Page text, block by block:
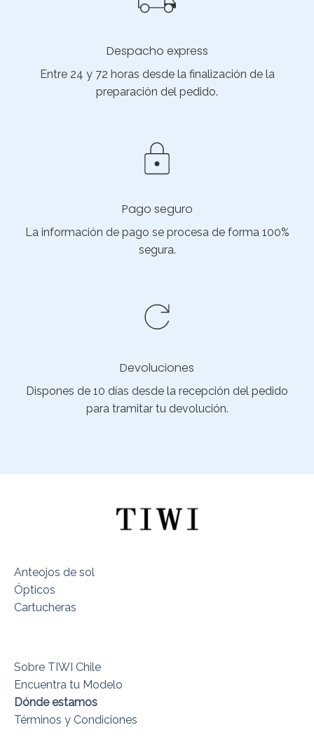
Despacho express
Entre 24 y 72 horas desde la finalización de la
preparación del pedido.
Pago seguro
La información de pago se procesa de forma 100%
segura.
Devoluciones
Dispones de 10 días desde la recepción del pedido
para tramitar tu devolución.
Anteojos de sol
Ópticos
Cartucheras
Sobre TIWI Chile
Encuentra tu Modelo
Dónde estamos
Términos y Condiciones